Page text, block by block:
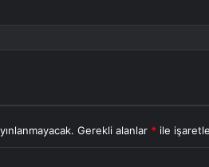
Gerekli alanlar * ile